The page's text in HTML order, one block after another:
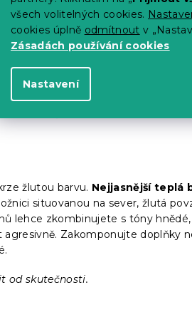
všech volitelných cookies.
cookies úplně odmítnout v
Zásadách používání cookies
Nastavení
tónech růžové. Barva lásky,
překvapit i silné chlapíky. Každá
a klidu.Umí podpořit komunikaci
v dívčím pokoji, ale i v ložnici nebo
od skutečnosti.
žlutou barvu. Nejjasnější teplá
situovanou na sever, žlutá
lehce zkombinujete s tóny
Zakomponujte doplňky
od skutečnosti.